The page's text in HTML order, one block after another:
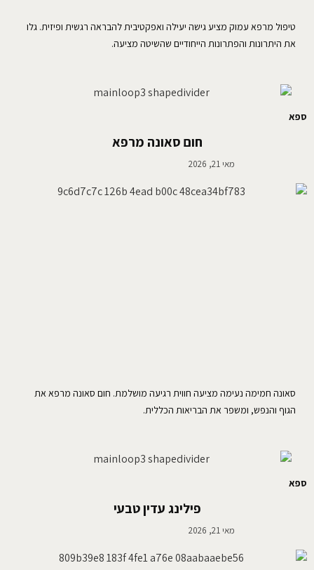
טיפול מרפא עמוק מציע גישה יעילה ואפקטיבית להבראה רגשית ופיזית. גלו
את היתרונות והפתרונות הייחודיים שהשיטה מציעה.
ספא
חום סאונה מרפא
מאי 21, 2026
סאונה חמימה נעימה מציעה חווית רגיעה מושלמת. חום סאונה מרפא את
הגוף והנפש, ומשפר את הבריאות הכללית.
ספא
פילינג עדין טבעי
מאי 21, 2026